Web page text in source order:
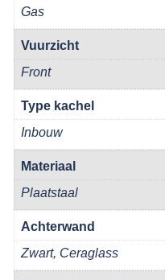
Gas
Vuurzicht
Front
Type kachel
Inbouw
Materiaal
Plaatstaal
Achterwand
Zwart, Ceraglass